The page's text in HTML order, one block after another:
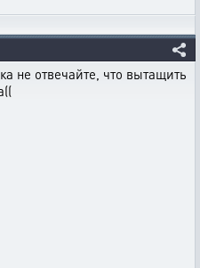
не отвечайте, что вытащить